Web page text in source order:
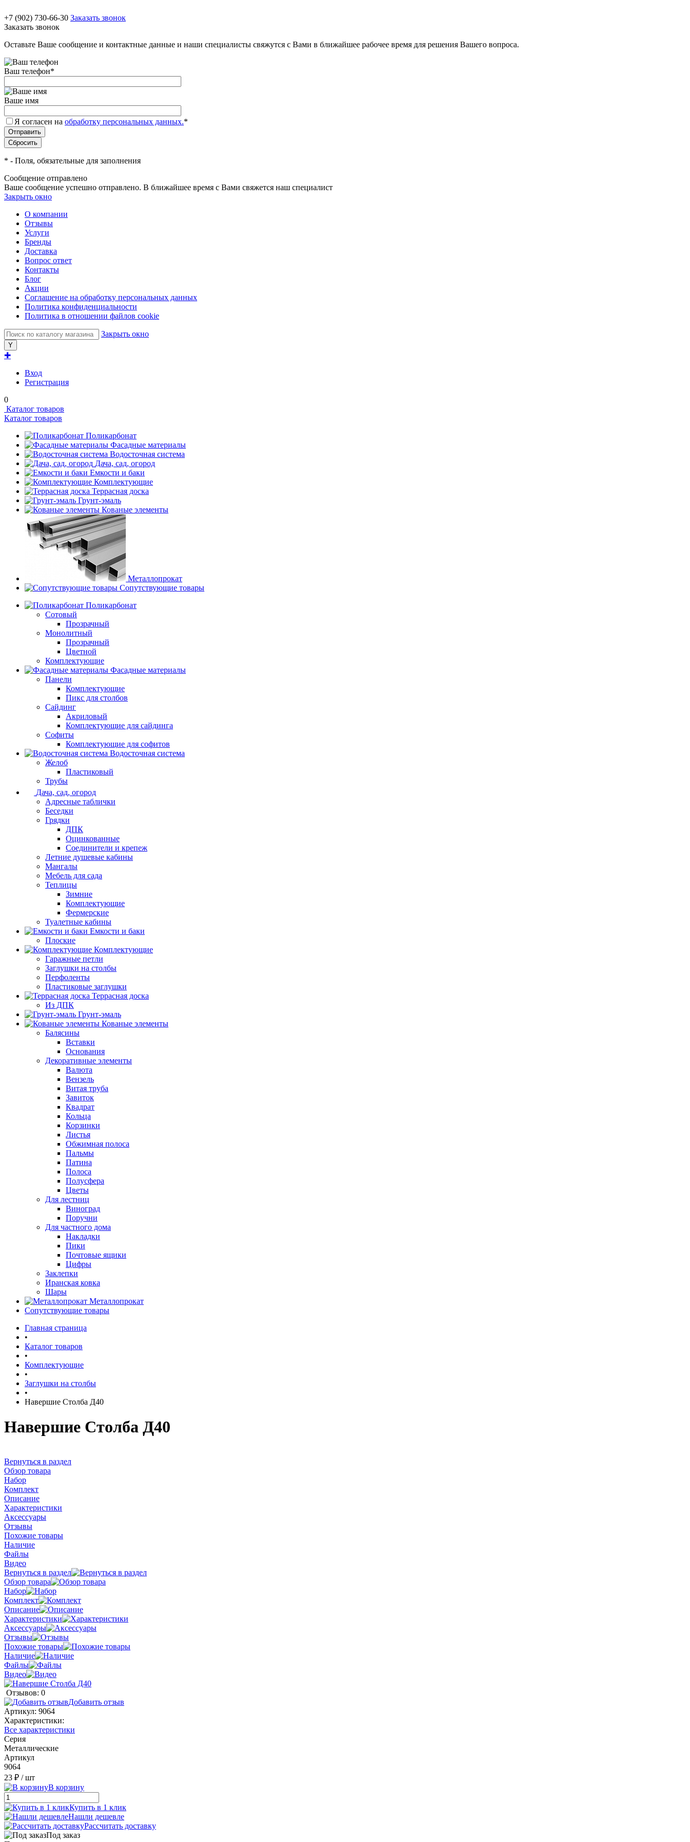
+7 (902) 730-66-30 Заказать звонок
Заказать звонок
Оставьте Ваше сообщение и контактные данные и наши специалисты свяжутся с Вами в ближайшее рабочее время для решения Вашего вопроса.
Ваш телефон*
Ваше имя
Я согласен на обработку персональных данных.*
* - Поля, обязательные для заполнения
Сообщение отправлено
Ваше сообщение успешно отправлено. В ближайшее время с Вами свяжется наш специалист
Закрыть окно
О компании
Отзывы
Услуги
Бренды
Доставка
Вопрос ответ
Контакты
Блог
Акции
Соглашение на обработку персональных данных
Политика конфиденциальности
Политика в отношении файлов cookie
Закрыть окно
✚
Вход
Регистрация
0
Каталог товаров
Каталог товаров
Поликарбонат
Фасадные материалы
Водосточная система
Дача, сад, огород
Емкости и баки
Комплектующие
Террасная доска
Грунт-эмаль
Кованые элементы
Металлопрокат
Сопутствующие товары
Поликарбонат
Сотовый
Прозрачный
Монолитный
Прозрачный
Цветной
Комплектующие
Фасадные материалы
Панели
Комплектующие
Пикс для столбов
Сайдинг
Акриловый
Комплектующие для сайдинга
Софиты
Комплектующие для софитов
Водосточная система
Желоб
Пластиковый
Трубы
Дача, сад, огород
Адресные таблички
Беседки
Грядки
ДПК
Оцинкованные
Соединители и крепеж
Летние душевые кабины
Мангалы
Мебель для сада
Теплицы
Зимние
Комплектующие
Фермерские
Туалетные кабины
Емкости и баки
Плоские
Комплектующие
Гаражные петли
Заглушки на столбы
Перфоленты
Пластиковые заглушки
Террасная доска
Из ДПК
Грунт-эмаль
Кованые элементы
Балясины
Вставки
Основания
Декоративные элементы
Валюта
Вензель
Витая труба
Завиток
Квадрат
Кольца
Корзинки
Листья
Обжимная полоса
Пальмы
Патина
Полоса
Полусфера
Цветы
Для лестниц
Виноград
Поручни
Для частного дома
Накладки
Пики
Почтовые ящики
Цифры
Заклепки
Иранская ковка
Шары
Металлопрокат
Сопутствующие товары
Главная страница
•
Каталог товаров
•
Комплектующие
•
Заглушки на столбы
•
Навершие Столба Д40
Навершие Столба Д40
Вернуться в раздел
Обзор товара
Набор
Комплект
Описание
Характеристики
Аксессуары
Отзывы
Похожие товары
Наличие
Файлы
Видео
Вернуться в раздел
Обзор товара
Набор
Комплект
Описание
Характеристики
Аксессуары
Отзывы
Похожие товары
Наличие
Файлы
Видео
Отзывов: 0
Добавить отзыв
Артикул: 9064
Характеристики:
Все характеристики
Серия
Металлические
Артикул
9064
23 ₽ / шт
В корзину
Купить в 1 клик
Нашли дешевле
Рассчитать доставку
Под заказ